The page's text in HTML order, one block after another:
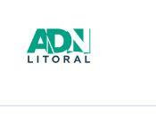
contenido